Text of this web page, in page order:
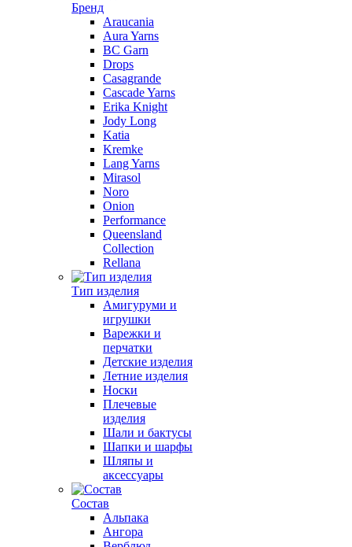
Бренд
Araucania
Aura Yarns
BC Garn
Drops
Casagrande
Cascade Yarns
Erika Knight
Jody Long
Katia
Kremke
Lang Yarns
Mirasol
Noro
Onion
Performance
Queensland
Collection
Rellana
Тип изделия
Амигуруми и
игрушки
Варежки и
перчатки
Детские изделия
Летние изделия
Носки
Плечевые
изделия
Шали и бактусы
Шапки и шарфы
Шляпы и
аксессуары
Состав
Альпака
Ангора